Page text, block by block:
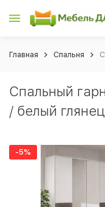
Главная Спальня
Спальный
/ белый глянец
-5%